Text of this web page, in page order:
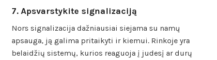
7. Apsvarstykite signalizaciją
Nors signalizacija dažniausiai siejama su namų
apsauga, ją galima pritaikyti ir kiemui. Rinkoje yra
belaidžių sistemų, kurios reaguoja į judesį ar durų